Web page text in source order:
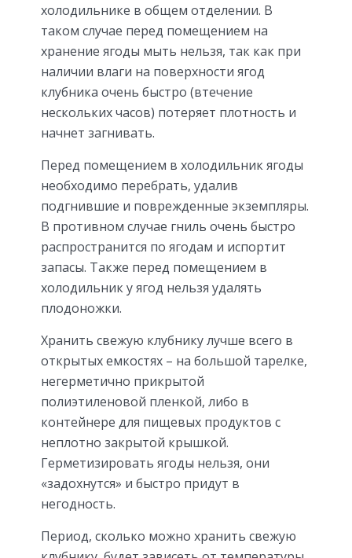
холодильнике в общем отделении. В
таком случае перед помещением на
хранение ягоды мыть нельзя, так как при
наличии влаги на поверхности ягод
клубника очень быстро (втечение
нескольких часов) потеряет плотность и
начнет загнивать.
Перед помещением в холодильник ягоды
необходимо перебрать, удалив
подгнившие и поврежденные экземпляры.
В противном случае гниль очень быстро
распространится по ягодам и испортит
запасы. Также перед помещением в
холодильник у ягод нельзя удалять
плодоножки.
Хранить свежую клубнику лучше всего в
открытых емкостях – на большой тарелке,
негерметично прикрытой
полиэтиленовой пленкой, либо в
контейнере для пищевых продуктов с
неплотно закрытой крышкой.
Герметизировать ягоды нельзя, они
«задохнутся» и быстро придут в
негодность.
Период, сколько можно хранить свежую